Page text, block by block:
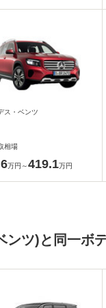
ス・ベンツ
相場
万円～419.1万円
ンツ)と同一ボ